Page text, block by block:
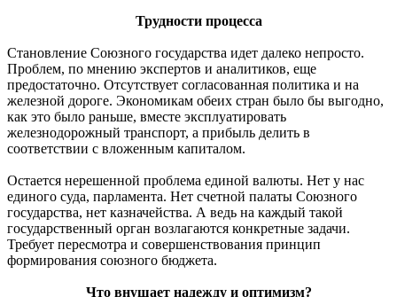
Трудности процесса
Становление Союзного государства идет далеко непросто.
Проблем, по мнению экспертов и аналитиков, еще
предостаточно. Отсутствует согласованная политика и на
железной дороге. Экономикам обеих стран было бы выгодно,
как это было раньше, вместе эксплуатировать
железнодорожный транспорт, а прибыль делить в
соответствии с вложенным капиталом.
Остается нерешенной проблема единой валюты. Нет у нас
единого суда, парламента. Нет счетной палаты Союзного
государства, нет казначейства. А ведь на каждый такой
государственный орган возлагаются конкретные задачи.
Требует пересмотра и совершенствования принцип
формирования союзного бюджета.
Что внушает надежду и оптимизм?